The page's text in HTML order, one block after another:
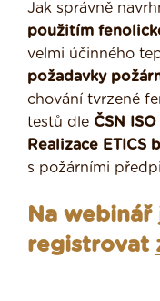
Jak správně
použitím
velmi účinného
požadavky
chování tvrzené
testů dle ČSN ISO
Realizace ETICS
s požárními
Na webinář
registrovat